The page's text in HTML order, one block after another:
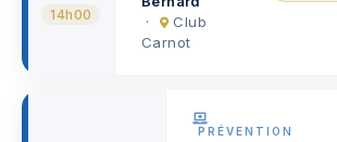
14h00
·
Club
Carnot
PRÉVENTION